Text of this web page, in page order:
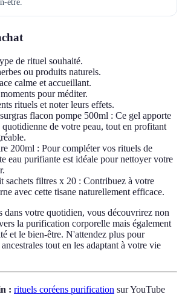
être.
de rituel souhaité.
ou produits naturels.
calme et accueillant.
pour méditer.
rituels et noter leurs effets.
flacon pompe 500ml : Ce gel apporte
de votre peau, tout en profitant
200ml : Pour compléter vos rituels de
eau purifiante est idéale pour nettoyer votre
sachets filtres x 20 : Contribuez à votre
avec cette tisane naturellement efficace.
dans votre quotidien, vous découvrirez non
la purification corporelle mais également
et le bien-être. N'attendez plus pour
tout en les adaptant à votre vie
: rituels coréens purification sur YouTube